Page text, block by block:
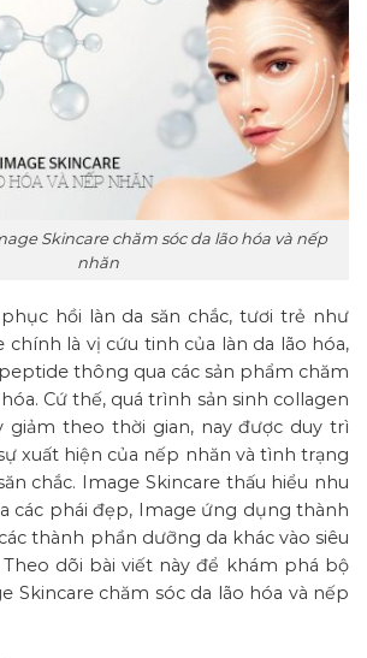
Skincare chăm sóc da lão hóa và nếp
nhăn
hồi làn da săn chắc, tươi trẻ như
chính là vị cứu tinh của làn da lão hóa,
thông qua các sản phẩm chăm
Cứ thế, quá trình sản sinh collagen
giảm theo thời gian, nay được duy trì
xuất hiện của nếp nhăn và tình trạng
chắc. Image Skincare thấu hiểu nhu
các phái đẹp, Image ứng dụng thành
thành phần dưỡng da khác vào siêu
dõi bài viết này để khám phá bộ
Skincare chăm sóc da lão hóa và nếp